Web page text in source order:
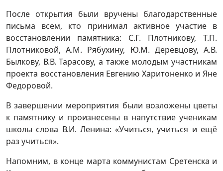
После открытия были вручены благодарственные
письма всем, кто принимал активное участие в
восстановлении памятника: С.Г. Плотникову, Т.П.
Плотниковой, А.М. Рябухину, Ю.М. Деревцову, А.В.
Былкову, В.В. Тарасову, а также молодым участникам
проекта восстановления Евгению Харитоненко и Яне
Федоровой.
В завершении мероприятия были возложены цветы
к памятнику и произнесены в напутствие ученикам
школы слова В.И. Ленина: «Учиться, учиться и ещё
раз учиться».
Напомним, в конце марта коммунистам Сретенска и